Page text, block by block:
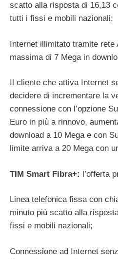
scatto alla risposta di 16,13
tutti i fissi e mobili nazionali;
Internet illimitato tramite rete
massima di 7 Mega in
Il cliente che attiva Internet
decidere di incrementare la
connessione con l’opzione
Euro in più a rinnovo,
download a 10 Mega e con
limite arriva a 20 Mega con
TIM Smart Fibra+: l’offerta
Linea telefonica fissa con
minuto più scatto alla
fissi e mobili nazionali;
Connessione ad Internet